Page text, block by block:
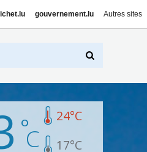
gouvernement.lu Autres sites
24°C
17°C